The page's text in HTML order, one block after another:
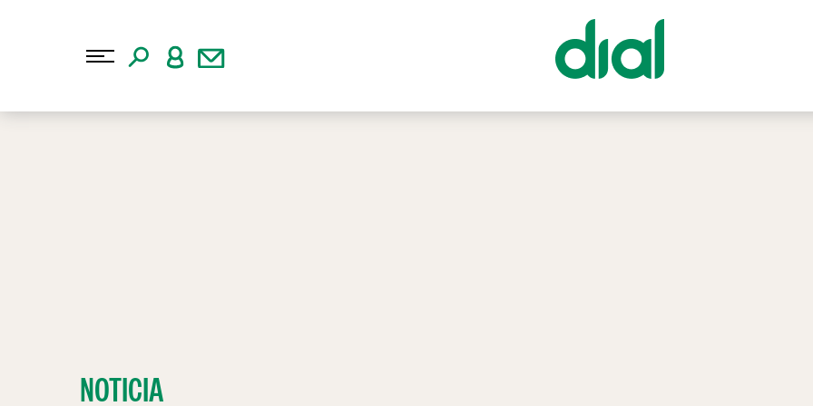
NOTICIA